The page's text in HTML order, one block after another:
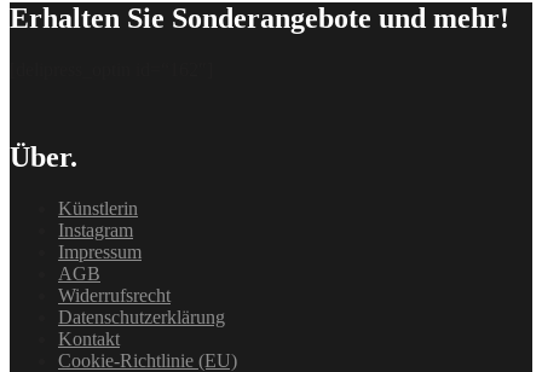
Erhalten Sie Sonderangebote und mehr!
Über.
Künstlerin
Instagram
Impressum
AGB
Widerrufsrecht
Datenschutzerklärung
Kontakt
Cookie-Richtlinie (EU)